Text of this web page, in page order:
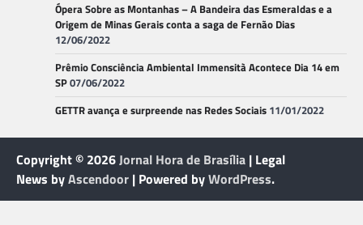
Ópera Sobre as Montanhas – A Bandeira das Esmeraldas e a
Origem de Minas Gerais conta a saga de Fernão Dias
12/06/2022
Prêmio Consciência Ambiental Immensità Acontece Dia 14 em
SP07/06/2022
GETTR avança e surpreende nas Redes Sociais 11/01/2022
Copyright © 2026Jornal Hora de Brasília | Legal
News byAscendoor | Powered byWordPress.